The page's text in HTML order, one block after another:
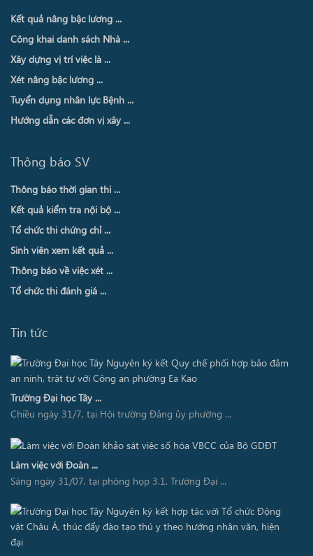
Kết quả nâng bậc lương ...
Công khai danh sách Nhà ...
Xây dựng vị trí việc là ...
Xét nâng bậc lương ...
Tuyển dụng nhân lực Bệnh ...
Hướng dẫn các đơn vị xây ...
Thông báo SV
Thông báo thời gian thi ...
Kết quả kiểm tra nội bộ ...
Tổ chức thi chứng chỉ ...
Sinh viên xem kết quả ...
Thông báo về việc xét ...
Tổ chức thi đánh giá ...
Tin tức
Trường Đại học Tây ...
Chiều ngày 31/7, tại Hội trường Đảng ủy phường ...
Làm việc với Đoàn ...
Sáng ngày 31/07, tại phòng họp 3.1, Trường Đại ...